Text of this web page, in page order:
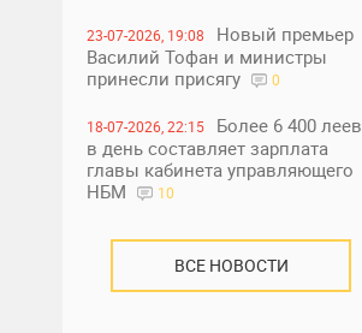
23-07-2026, 19:08
Новый премьер
Василий Тофан и министры
принесли присягу
0
18-07-2026, 22:15
Более 6 400 леев
в день составляет зарплата
главы кабинета управляющего
НБМ
10
ВСЕ НОВОСТИ